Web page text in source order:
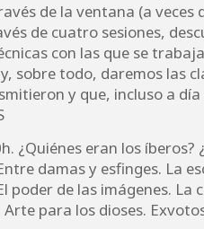
de la ventana (a
de cuatro sesiones,
con las que se
sobre todo, daremos las
y que, incluso a
¿Quiénes eran los íberos?
damas y esfinges. La
poder de las imágenes.
para los dioses.